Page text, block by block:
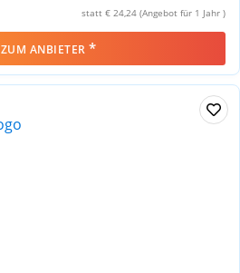
statt € 24,24 (Angebot für 1 Jahr )
ZUM ANBIETER *